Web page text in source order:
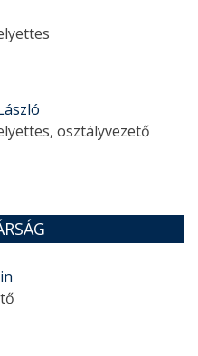
osztályvezető